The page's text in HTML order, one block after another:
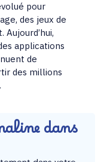
pour
des jeux de
applications
de
des millions
dans